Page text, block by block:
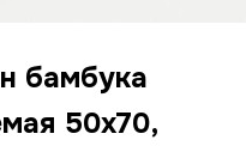
бамбука
50x70,